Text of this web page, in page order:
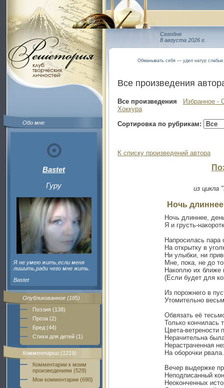
Обо мне
Bastet
Гуру
Я не умею жить,если меня
лишить,ради чего мне жить.
Bastet
Опубликованное (185)
Поэзия (138)
Проза (2)
Бред (44)
Стихи для детей (1)
Комментарии (1219)
Комментарии к моим
произведениям (529)
Мои комментарии (690)
Сегодня
8 августа 2026 г.
Обманывать себя — удел натур слабых
Все произведения
Все произведения
Избранное -
Хоккура
Сортировка по рубрикам:
К списку произведений автора
из цикла
Ночь
Ночь длиннее,
Я и грусть-
Напросилась пара
На открытку в
Ни улыбки, ни
Мне, пока, не до
Накоплю их ближе
(Если будет для
Из порожнего в
Утомительно
Обвязать её
Только кончилась
Цвета-ветрености
Нерачительна
Нерастраченная
На оборочки рвала.
Вечер выдержке
Неподписанный
Неоконченных